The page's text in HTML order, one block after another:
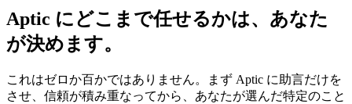
Aptic にどこまで任せるかは、あなた
が決めます。
これはゼロか百かではありません。まず Aptic に助言だけを
させ、信頼が積み重なってから、あなたが選んだ特定のこと